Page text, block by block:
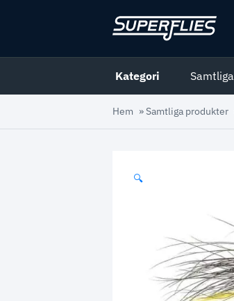
Kategori Samtliga
Hem »Samtliga produkter
🔍